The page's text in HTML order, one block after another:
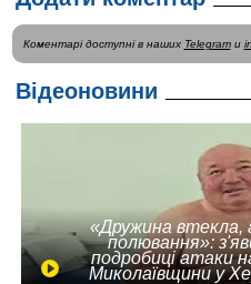
Коментарі доступні в наших Telegramи
Відеоновини
«Дружина втекла,
полювання»:
подробиці атаки
Миколаївщини у